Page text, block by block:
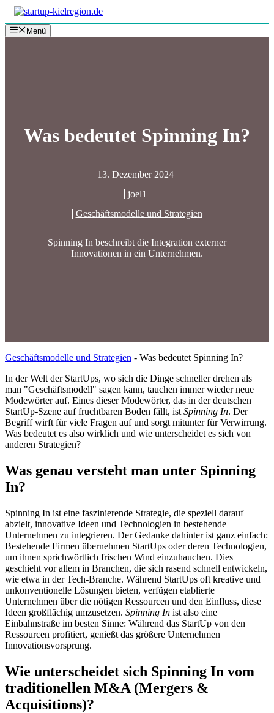
Zum
Inhalt
springenMenü
Was bedeutet Spinning In?
13. Dezember 2024
joel1
Geschäftsmodelle und Strategien
Spinning In beschreibt die Integration externer
Innovationen in ein Unternehmen.
Geschäftsmodelle und Strategien - Was bedeutet Spinning In?
In der Welt der StartUps, wo sich die Dinge schneller drehen als
man "Geschäftsmodell" sagen kann, tauchen immer wieder neue
Modewörter auf. Eines dieser Modewörter, das in der deutschen
StartUp-Szene auf fruchtbaren Boden fällt, ist Spinning In. Der
Begriff wirft für viele Fragen auf und sorgt mitunter für Verwirrung.
Was bedeutet es also wirklich und wie unterscheidet es sich von
anderen Strategien?
Was genau versteht man unter Spinning
In?
Spinning In ist eine faszinierende Strategie, die speziell darauf
abzielt, innovative Ideen und Technologien in bestehende
Unternehmen zu integrieren. Der Gedanke dahinter ist ganz einfach:
Bestehende Firmen übernehmen StartUps oder deren Technologien,
um ihnen sprichwörtlich frischen Wind einzuhauchen. Dies
geschieht vor allem in Branchen, die sich rasend schnell entwickeln,
wie etwa in der Tech-Branche. Während StartUps oft kreative und
unkonventionelle Lösungen bieten, verfügen etablierte
Unternehmen über die nötigen Ressourcen und den Einfluss, diese
Ideen großflächig umzusetzen. Spinning In ist also eine
Einbahnstraße im besten Sinne: Während das StartUp von den
Ressourcen profitiert, genießt das größere Unternehmen
Innovationsvorsprung.
Wie unterscheidet sich Spinning In vom
traditionellen M&A (Mergers &
Acquisitions)?